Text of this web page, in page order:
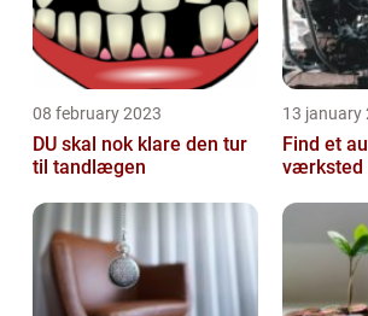
08 february 2023
DU skal nok klare den tur
til tandlægen
13 january
Find et
værksted